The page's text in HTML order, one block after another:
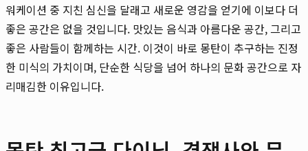
워케이션 중 지친 심신을 달래고 새로운 영감을 얻기에 이보다 더
좋은 공간은 없을 것입니다. 맛있는 음식과 아름다운 공간, 그리고
좋은 사람들이 함께하는 시간. 이것이 바로 몽탄이 추구하는 진정
한 미식의 가치이며, 단순한 식당을 넘어 하나의 문화 공간으로 자
리매김한 이유입니다.